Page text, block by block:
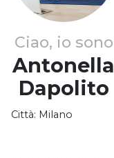
Ciao, io sono
Antonella
Dapolito
Città: Milano